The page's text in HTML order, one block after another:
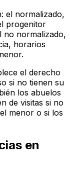
el normalizado,
progenitor
no normalizado,
horarios
el derecho
si no tienen su
los abuelos
de visitas si no
menor o si los
en